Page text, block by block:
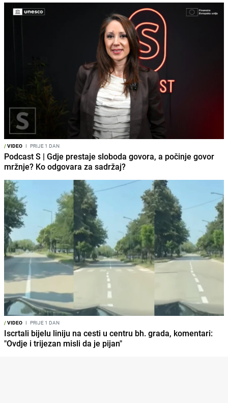
/VIDEO I PRIJE 1 DAN
Podcast S | Gdje prestaje sloboda govora, a počinje govor
mržnje? Ko odgovara za sadržaj?
/VIDEO I PRIJE 1 DAN
Iscrtali bijelu liniju na cesti u centru bh. grada, komentari:
"Ovdje i trijezan misli da je pijan"